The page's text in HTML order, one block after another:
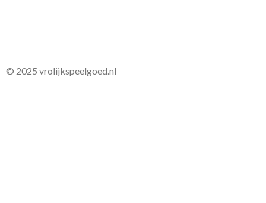
© 2025 vrolijkspeelgoed.nl